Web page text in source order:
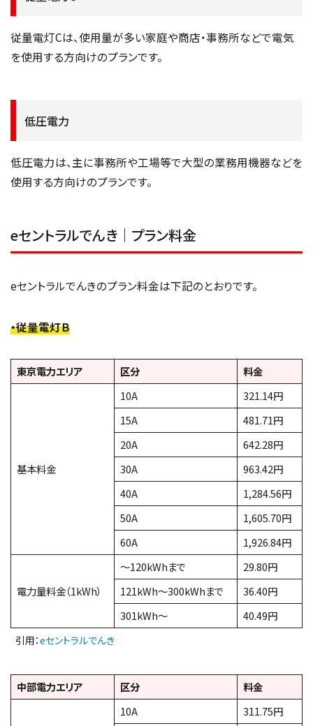
従量電灯Cは、使用量が多い家庭や商店・事務所などで電気
を使用する方向けのプランです。
低圧電力
低圧電力は、主に事務所や工場等で大型の業務用機器などを
使用する方向けのプランです。
eセントラルでんき｜プラン料金
eセントラルでんきのプラン料金は下記のとおりです。
・従量電灯Ｂ
東京電力エリア 区分 料金
基本料金
10A
321.14円
15A
481.71円
20A
642.28円
30A
963.42円
40A
1,284.56円
50A
1,605.70円
60A
1,926.84円
電力量料金（1kWh）
～120kWhまで
29.80円
121kWh～300kWhまで
36.40円
301kWh～
40.49円
引用：eセントラルでんき
中部電力エリア 区分 料金
10A
311.75円